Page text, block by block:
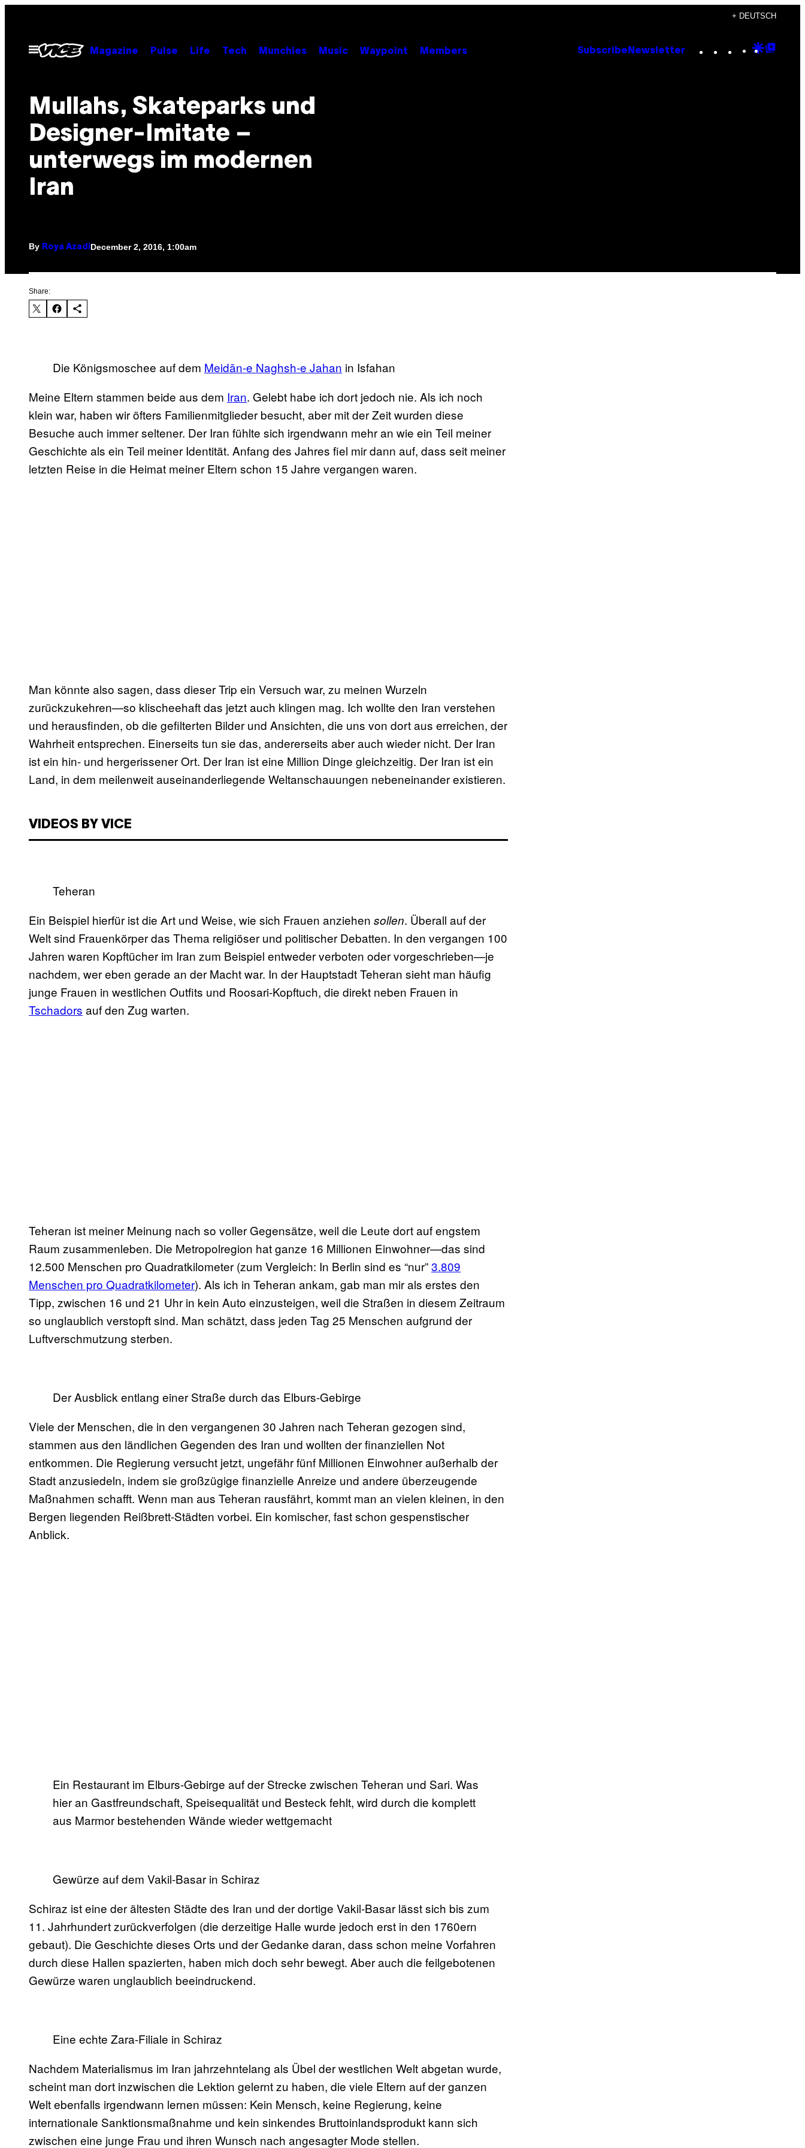
content
+ DEUTSCH
Open
Menu
Magazine Pulse Life Tech Munchies Music Waypoint Members Subscribe Newsletter Instagram
TikTok
YouTube
Google
Mullahs, Skateparks und
Designer-Imitate –
unterwegs im modernen
Iran
By Roya Azadi December 2, 2016, 1:00am
Share:
Die Königsmoschee auf dem Meidān-e Naghsh-e Jahan in Isfahan
Meine Eltern stammen beide aus dem Iran. Gelebt habe ich dort jedoch nie. Als ich noch
klein war, haben wir öfters Familienmitglieder besucht, aber mit der Zeit wurden diese
Besuche auch immer seltener. Der Iran fühlte sich irgendwann mehr an wie ein Teil meiner
Geschichte als ein Teil meiner Identität. Anfang des Jahres fiel mir dann auf, dass seit meiner
letzten Reise in die Heimat meiner Eltern schon 15 Jahre vergangen waren.
Man könnte also sagen, dass dieser Trip ein Versuch war, zu meinen Wurzeln
zurückzukehren—so klischeehaft das jetzt auch klingen mag. Ich wollte den Iran verstehen
und herausfinden, ob die gefilterten Bilder und Ansichten, die uns von dort aus erreichen, der
Wahrheit entsprechen. Einerseits tun sie das, andererseits aber auch wieder nicht. Der Iran
ist ein hin- und hergerissener Ort. Der Iran ist eine Million Dinge gleichzeitig. Der Iran ist ein
Land, in dem meilenweit auseinanderliegende Weltanschauungen nebeneinander existieren.
VIDEOS BY VICE
Teheran
Ein Beispiel hierfür ist die Art und Weise, wie sich Frauen anziehen sollen. Überall auf der
Welt sind Frauenkörper das Thema religiöser und politischer Debatten. In den vergangen 100
Jahren waren Kopftücher im Iran zum Beispiel entweder verboten oder vorgeschrieben—je
nachdem, wer eben gerade an der Macht war. In der Hauptstadt Teheran sieht man häufig
junge Frauen in westlichen Outfits und Roosari-Kopftuch, die direkt neben Frauen in
Tschadors auf den Zug warten.
Teheran ist meiner Meinung nach so voller Gegensätze, weil die Leute dort auf engstem
Raum zusammenleben. Die Metropolregion hat ganze 16 Millionen Einwohner—das sind
12.500 Menschen pro Quadratkilometer (zum Vergleich: In Berlin sind es “nur”3.809
Menschen pro Quadratkilometer). Als ich in Teheran ankam, gab man mir als erstes den
Tipp, zwischen 16 und 21 Uhr in kein Auto einzusteigen, weil die Straßen in diesem Zeitraum
so unglaublich verstopft sind. Man schätzt, dass jeden Tag 25 Menschen aufgrund der
Luftverschmutzung sterben.
Der Ausblick entlang einer Straße durch das Elburs-Gebirge
Viele der Menschen, die in den vergangenen 30 Jahren nach Teheran gezogen sind,
stammen aus den ländlichen Gegenden des Iran und wollten der finanziellen Not
entkommen. Die Regierung versucht jetzt, ungefähr fünf Millionen Einwohner außerhalb der
Stadt anzusiedeln, indem sie großzügige finanzielle Anreize und andere überzeugende
Maßnahmen schafft. Wenn man aus Teheran rausfährt, kommt man an vielen kleinen, in den
Bergen liegenden Reißbrett-Städten vorbei. Ein komischer, fast schon gespenstischer
Anblick.
Ein Restaurant im Elburs-Gebirge auf der Strecke zwischen Teheran und Sari. Was
hier an Gastfreundschaft, Speisequalität und Besteck fehlt, wird durch die komplett
aus Marmor bestehenden Wände wieder wettgemacht
Gewürze auf dem Vakil-Basar in Schiraz
Schiraz ist eine der ältesten Städte des Iran und der dortige Vakil-Basar lässt sich bis zum
11. Jahrhundert zurückverfolgen (die derzeitige Halle wurde jedoch erst in den 1760ern
gebaut). Die Geschichte dieses Orts und der Gedanke daran, dass schon meine Vorfahren
durch diese Hallen spazierten, haben mich doch sehr bewegt. Aber auch die feilgebotenen
Gewürze waren unglaublich beeindruckend.
Eine echte Zara-Filiale in Schiraz
Nachdem Materialismus im Iran jahrzehntelang als Übel der westlichen Welt abgetan wurde,
scheint man dort inzwischen die Lektion gelernt zu haben, die viele Eltern auf der ganzen
Welt ebenfalls irgendwann lernen müssen: Kein Mensch, keine Regierung, keine
internationale Sanktionsmaßnahme und kein sinkendes Bruttoinlandsprodukt kann sich
zwischen eine junge Frau und ihren Wunsch nach angesagter Mode stellen.